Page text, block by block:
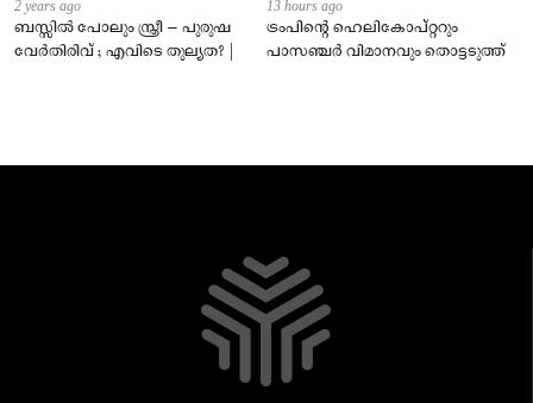
2 years ago
ബസ്സിൽ പോലും സ്ത്രീ – പുരുഷ
വേർതിരിവ് ; എവിടെ തുല്യത? |
13 hours ago
ട്രംപിന്റെ ഹെലികോപ്റ്ററും
പാസഞ്ചര്‍ വിമാനവും തൊട്ടടുത്ത്